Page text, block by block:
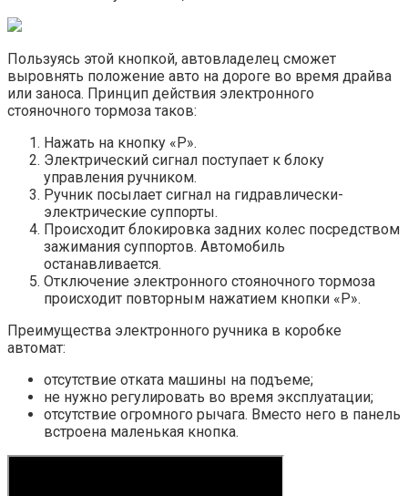
Пользуясь этой кнопкой, автовладелец сможет
выровнять положение авто на дороге во время драйва
или заноса. Принцип действия электронного
стояночного тормоза таков:
Нажать на кнопку «P».
Электрический сигнал поступает к блоку
управления ручником.
Ручник посылает сигнал на гидравлически-
электрические суппорты.
Происходит блокировка задних колес посредством
зажимания суппортов. Автомобиль
останавливается.
Отключение электронного стояночного тормоза
происходит повторным нажатием кнопки «P».
Преимущества электронного ручника в коробке
автомат:
отсутствие отката машины на подъеме;
не нужно регулировать во время эксплуатации;
отсутствие огромного рычага. Вместо него в панель
встроена маленькая кнопка.